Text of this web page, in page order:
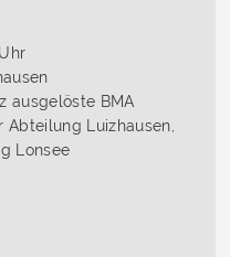
ausgelöste BMA
Luizhausen,
Lonsee